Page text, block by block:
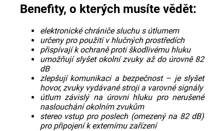
Benefity, o kterých musíte vědět:
elektronické chrániče sluchu s útlumem
určeny pro použití v hlučných prostředích
přispívají k ochraně proti škodlivému hluku
umožňují slyšet okolní zvuky až do úrovně 82
dB
zlepšují komunikaci a bezpečnost – je slyšet
hovor, zvuky vydávané stroji a varovné signály
útlum závislý na úrovni hluku pro nerušené
naslouchání okolním zvukům
stereo vstup pro poslech (omezený na 82 dB)
pro připojení k externímu zařízení